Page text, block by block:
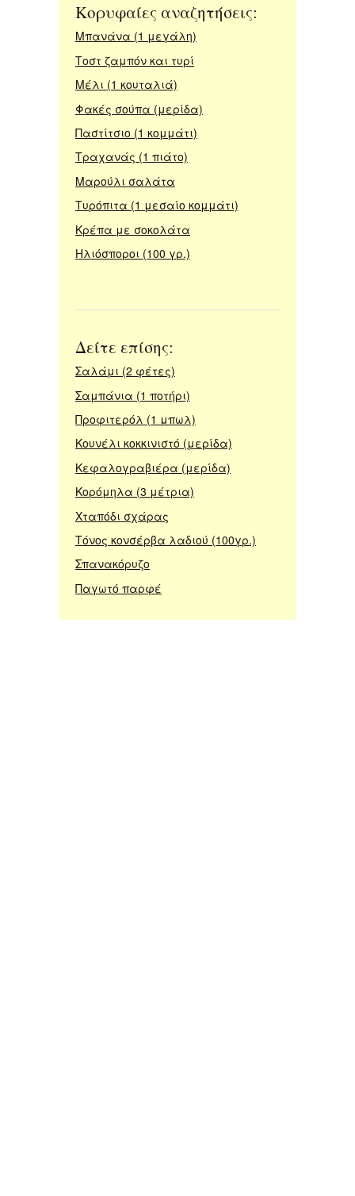
Κορυφαίες αναζητήσεις:
Μπανάνα (1 μεγάλη)
Τοστ ζαμπόν και τυρί
Μέλι (1 κουταλιά)
Φακές σούπα (μερίδα)
Παστίτσιο (1 κομμάτι)
Τραχανάς (1 πιάτο)
Μαρούλι σαλάτα
Τυρόπιτα (1 μεσαίο κομμάτι)
Κρέπα με σοκολάτα
Ηλιόσποροι (100 γρ.)
Δείτε επίσης:
Σαλάμι (2 φέτες)
Σαμπάνια (1 ποτήρι)
Προφιτερόλ (1 μπωλ)
Κουνέλι κοκκινιστό (μερίδα)
Κεφαλογραβιέρα (μερίδα)
Κορόμηλα (3 μέτρια)
Χταπόδι σχάρας
Τόνος κονσέρβα λαδιού (100γρ.)
Σπανακόρυζο
Παγωτό παρφέ